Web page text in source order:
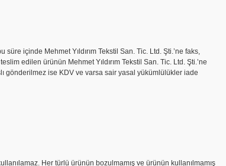
içinde Mehmet Yıldırım Tekstil San. Tic. Ltd. Şti.’ne faks,
edilen ürünün Mehmet Yıldırım Tekstil San. Tic. Ltd. Şti.’ne
gönderilmez ise KDV ve varsa sair yasal yükümlülükler iade
Her türlü ürünün bozulmamış ve ürünün kullanılmamış